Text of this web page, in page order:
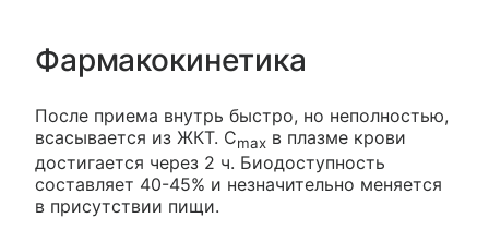
Фармакокинетика
После приема внутрь быстро, но неполностью,
всасывается из ЖКТ. Cmax в плазме крови
достигается через 2 ч. Биодоступность
составляет 40-45% и незначительно меняется
в присутствии пищи.